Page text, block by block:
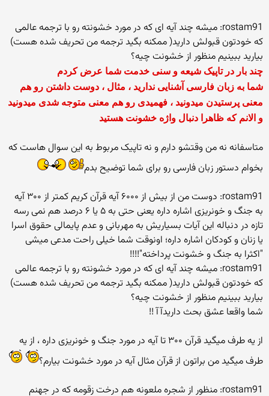
rostam91: میشه چند آیه ای که در مورد خشونته رو با ترجمه عالمی
که خودتون قبولش دارید( ممکنه بگید ترجمه من تحریف شده هست)
بیارید ببینیم منظور از خشونت چیه؟
چند بار در تاپیک شیعه و سنی خدمت شما عرض کردم
شما به زبان فارسی آشنایی ندارید ، مثال ، دوست داشتن رو هم
معنی پرستیدن میدونید ، فهمیدی رو هم معنی متوجه شدی میدونید
و الانم که ظاهرا دنبال واژه خشونت هستید
متاسفانه نه من وقتشو دارم و نه تاپیک مربوط به این سوال هاست که
بخوام دستور زبان فارسی رو برای شما توضیح بدم
rostam91: دوست من از بیش از ۶۰۰۰ آیه قرآن کریم کمتر از ۳۰۰ آیه
به جنگ و خونریزی اشاره داره یعنی حتی به ۵ یا ۶ درصد هم نمی رسه
تازه در دنباله این آیات بسیاریش به مهربانی و عدم پایمالی حقوق اسرا
یا زنان و کودکان اشاره داره؛ اونوقت شما خیلی راحت مدعی میشی
"اکثرا به جنگ و خشونت پرداخته"!!!!
rostam91: میشه چند آیه ای که در مورد خشونته رو با ترجمه عالمی
که خودتون قبولش دارید( ممکنه بگید ترجمه من تحریف شده هست)
بیارید ببینیم منظور از خشونت چیه؟
شما واقعا عشق بحث داریدآآ !!
از یه طرف میگید قرآن ۳۰۰ تا آیه در مورد جنگ و خونریزی داره ، از یه
طرف میگید من براتون از قرآن مثال آیه در مورد خشونت بیارم؟
rostam91: منظور از شجره ملعونه هم درخت زقومه که در جهنم